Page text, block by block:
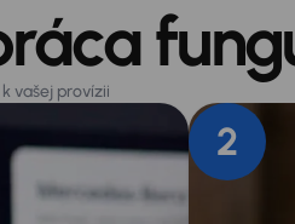
vašej provízii
2